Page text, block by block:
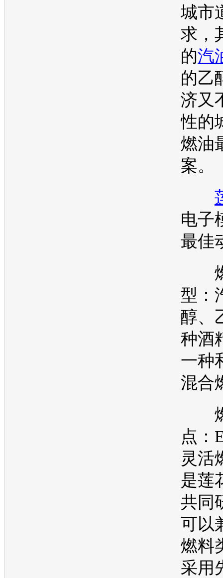
城市
求，
的汽
的乙
济又
性的
燃油
案。
电子
最佳
燃
型：
醇、
种酒
一种
混合
燃
点：
灵活
是莲
共同
可以
燃料
采用